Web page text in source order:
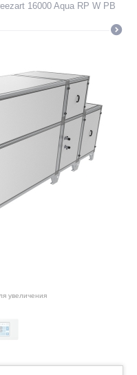
16000 Aqua RP W PB
увеличения